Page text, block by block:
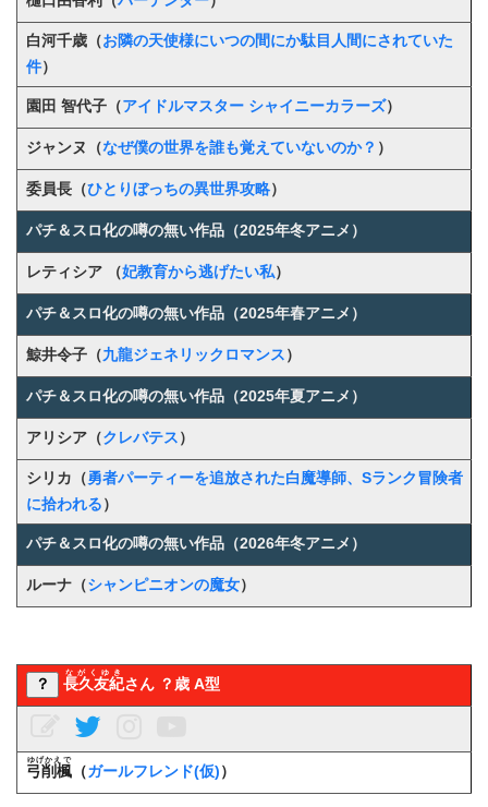
白河千歳（お隣の天使様にいつの間にか駄目人間にされていた
件）
園田 智代子（アイドルマスター シャイニーカラーズ）
ジャンヌ（なぜ僕の世界を誰も覚えていないのか？ ）
委員長 （ひとりぼっちの異世界攻略）
パチ＆スロ化の噂の無い作品（2025年冬アニメ）
レティシア （妃教育から逃げたい私）
パチ＆スロ化の噂の無い作品（2025年春アニメ）
鯨井令子（九龍ジェネリックロマンス ）
パチ＆スロ化の噂の無い作品（2025年夏アニメ）
アリシア（クレバテス ）
シリカ（勇者パーティーを追放された白魔導師、Sランク冒険者
に拾われる ）
パチ＆スロ化の噂の無い作品（2026年冬アニメ）
ルーナ（シャンピニオンの魔女）
？ 長久友紀
ながくゆき
さん ？歳 A型
弓削楓
ゆげかえで
（ガールフレンド(仮) ）